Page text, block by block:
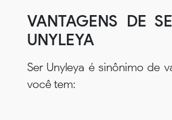
VANTAGENS DE
UNYLEYA
Ser Unyleya é sinônimo de
você tem: